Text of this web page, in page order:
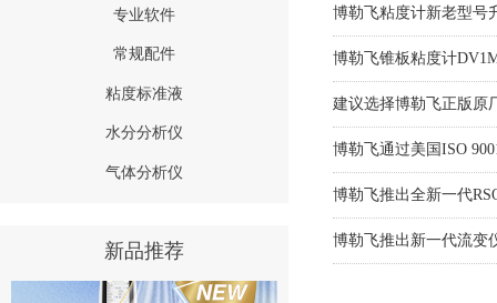
博勒飞粘度计新老型号
博勒飞锥板粘度计
建议选择博勒飞正版
博勒飞通过美国ISO
博勒飞推出全新一代
博勒飞推出新一代流变
专业软件
常规配件
粘度标准液
水分分析仪
气体分析仪
新品推荐